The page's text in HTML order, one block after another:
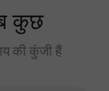
कुछ
की कुंजी हैं